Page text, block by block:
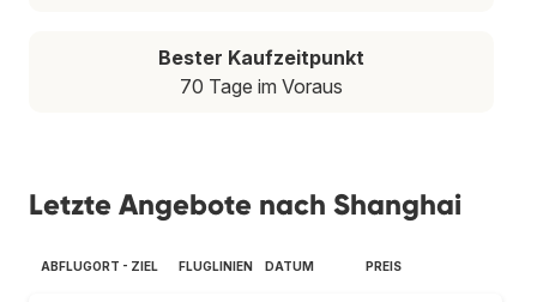
Bester Kaufzeitpunkt
70 Tage im Voraus
Letzte Angebote nach Shanghai
ABFLUGORT - ZIEL FLUGLINIEN DATUM PREIS